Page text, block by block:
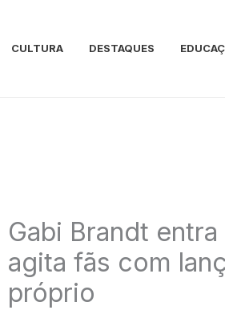
CULTURA DESTAQUES
Gabi Brandt
agita fãs com
próprio